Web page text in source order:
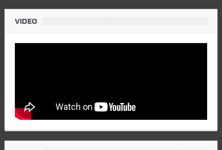
VIDEO